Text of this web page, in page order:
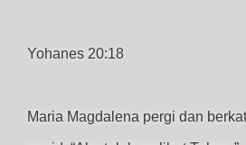
Yohanes 20:18
Maria Magdalena pergi dan